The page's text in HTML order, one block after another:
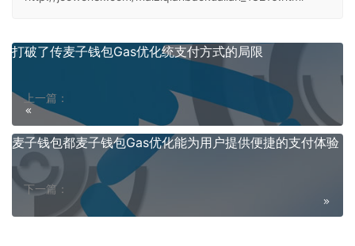
上一篇：
打破了传麦子钱包Gas优化统支付方式的局限
下一篇：
麦子钱包都麦子钱包Gas优化能为用户提供便捷的支付体验